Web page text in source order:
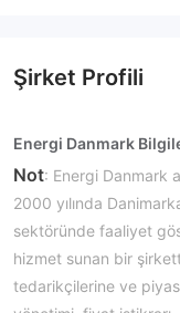
Şirket Profili
Energi Danmark
Not: Energi Danmark
2000 yılında
sektöründe faaliyet
hizmet sunan bir
tedarikçilerine ve